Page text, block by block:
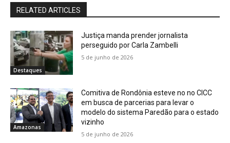
RELATED ARTICLES
Destaques
Justiça manda prender jornalista
perseguido por Carla Zambelli
5 de junho de 2026
Amazonas
Comitiva de Rondônia esteve no no CICC
em busca de parcerias para levar o
modelo do sistema Paredão para o estado
vizinho
5 de junho de 2026